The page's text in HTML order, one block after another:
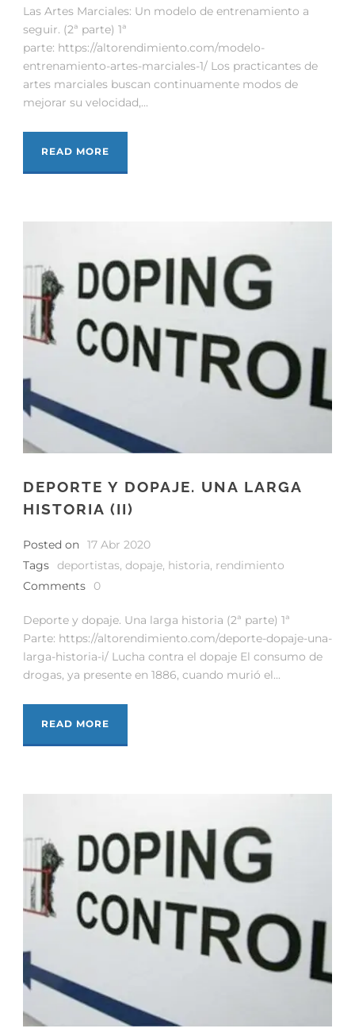
Las Artes Marciales: Un modelo de entrenamiento a
seguir. (2ª parte) 1ª
parte: https://altorendimiento.com/modelo-
entrenamiento-artes-marciales-1/ Los practicantes de
artes marciales buscan continuamente modos de
mejorar su velocidad,...
READ MORE
DEPORTE Y DOPAJE. UNA LARGA
HISTORIA (II)
Posted on 17 Abr 2020
Tags deportistas, dopaje, historia, rendimiento
Comments
0
Deporte y dopaje. Una larga historia (2ª parte) 1ª
Parte: https://altorendimiento.com/deporte-dopaje-una-
larga-historia-i/ Lucha contra el dopaje El consumo de
drogas, ya presente en 1886, cuando murió el...
READ MORE